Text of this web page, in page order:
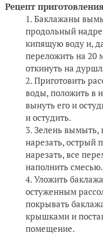
Рецепт
Баклажаны
продольный
кипящую воду и,
переложить на 20
откинуть на
Приготовить
воды, положить в
вынуть его и
и остудить.
Зелень вымыть,
нарезать, острый
нарезать, все
наполнить смесью.
Уложить
остуженным
покрывать
крышками и
помещение.